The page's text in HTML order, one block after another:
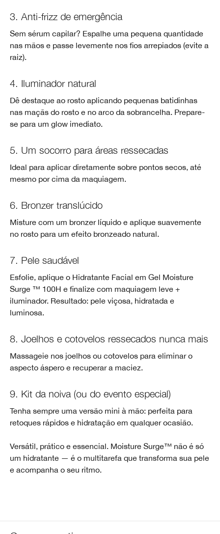
3. Anti-frizz de emergência
Sem sérum capilar? Espalhe uma pequena quantidade
nas mãos e passe levemente nos fios arrepiados (evite a
raiz).
4. Iluminador natural
Dê destaque ao rosto aplicando pequenas batidinhas
nas maçãs do rosto e no arco da sobrancelha. Prepare-
se para um glow imediato.
5. Um socorro para áreas ressecadas
Ideal para aplicar diretamente sobre pontos secos, até
mesmo por cima da maquiagem.
6. Bronzer translúcido
Misture com um bronzer líquido e aplique suavemente
no rosto para um efeito bronzeado natural.
7. Pele saudável
Esfolie, aplique o Hidratante Facial em Gel Moisture
Surge ™ 100H e finalize com maquiagem leve +
iluminador. Resultado: pele viçosa, hidratada e
luminosa.
8. Joelhos e cotovelos ressecados nunca mais
Massageie nos joelhos ou cotovelos para eliminar o
aspecto áspero e recuperar a maciez.
9. Kit da noiva (ou do evento especial)
Tenha sempre uma versão mini à mão: perfeita para
retoques rápidos e hidratação em qualquer ocasião.
Versátil, prático e essencial. Moisture Surge™ não é só
um hidratante — é o multitarefa que transforma sua pele
e acompanha o seu ritmo.